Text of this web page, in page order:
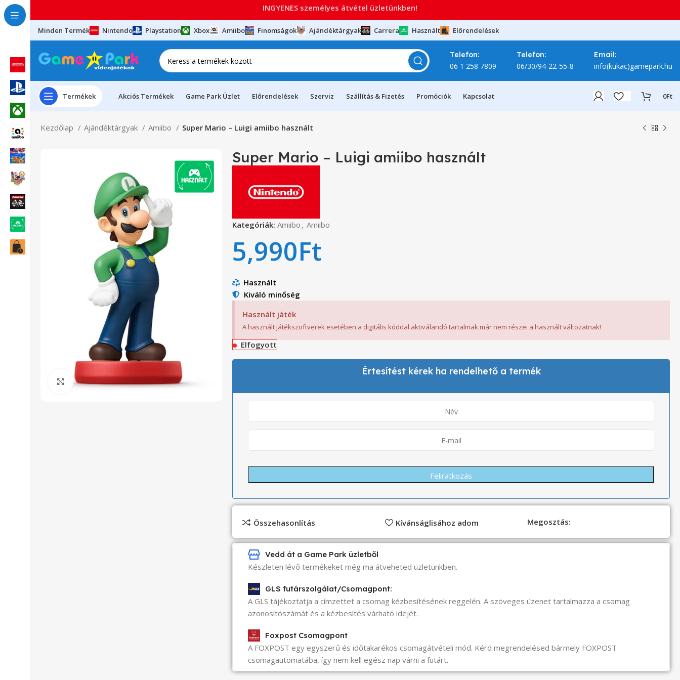
Minden Termék Nintendo Playstation Xbox Amiibo Finomságok Ajándéktárgyak Carrera Használt Előrendelések
Telefon:
06 1 258 7809
Telefon:
06/30/94-22-55-8
Email:
info(kukac)gamepark.hu
Termékek Akciós Termékek Game Park Üzlet Előrendelések Szerviz Szállítás & Fizetés Promóciók Kapcsolat 0Ft
Kezdőlap Ajándéktárgyak Amiibo Super Mario – Luigi amiibo használt
Click to enlarge
Super Mario – Luigi amiibo használt
Kategóriák: Amiibo , Amiibo
5,990Ft
Használt
Kiváló minőség
Használt játék
A használt játékszoftverek esetében a digitális kóddal aktiválandó tartalmak már nem részei a használt változatnak!
Elfogyott
Értesítést kérek ha rendelhető a termék
Összehasonlítás Kívánságlisához adom Megosztás:
Vedd át a Game Park üzletből
Készleten lévő termékeket még ma átveheted üzletünkben.
GLS futárszolgálat/Csomagpont:
A GLS tájékoztatja a címzettet a csomag kézbesítésének reggelén. A szöveges üzenet tartalmazza a csomag
azonosítószámát és a kézbesítés várható idejét.
Foxpost Csomagpont
A FOXPOST egy egyszerű és időtakarékos csomagátvételi mód. Kérd megrendelésed bármely FOXPOST
csomagautomatába, így nem kell egész nap várni a futárt.
INGYENES személyes átvétel üzletünkben!